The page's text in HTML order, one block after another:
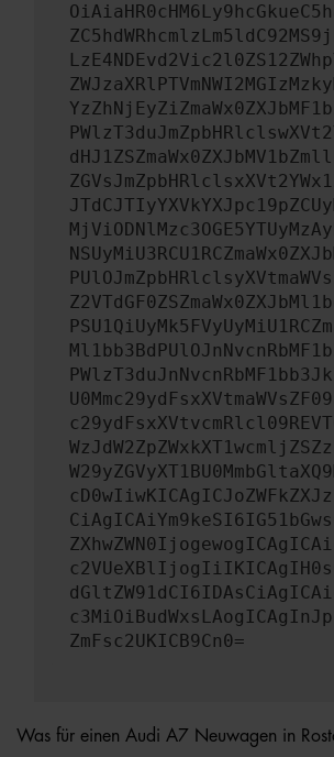
ZmFsc2UKICB9Cn0=
Was für einen Audi A7 Neuwagen in